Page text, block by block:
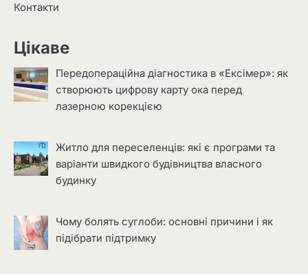
Контакти
Цікаве
Передопераційна діагностика в «Ексімер»: як
створюють цифрову карту ока перед
лазерною корекцією
Житло для переселенців: які є програми та
варіанти швидкого будівництва власного
будинку
Чому болять суглоби: основні причини і як
підібрати підтримку